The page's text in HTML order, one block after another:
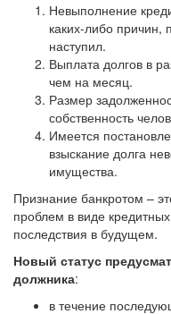
Невыполнение
каких-либо причин,
наступил.
Выплата долгов в
чем на месяц.
Размер
собственность
Имеется
взыскание долга
имущества.
Признание банкротом –
проблем в виде
последствия в будущем.
Новый статус
должника:
в течение